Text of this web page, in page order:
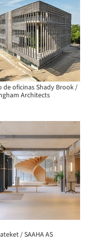
de oficinas Shady Brook /
Architects
/ SAAHA AS